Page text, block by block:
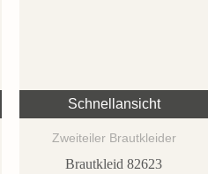
Schnellansicht
Zweiteiler Brautkleider
Brautkleid 82623